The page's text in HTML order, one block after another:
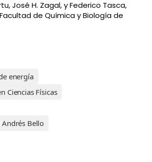
José H. Zagal, y Federico Tasca,
de Química y Biología de
energía
Ciencias Físicas
Bello